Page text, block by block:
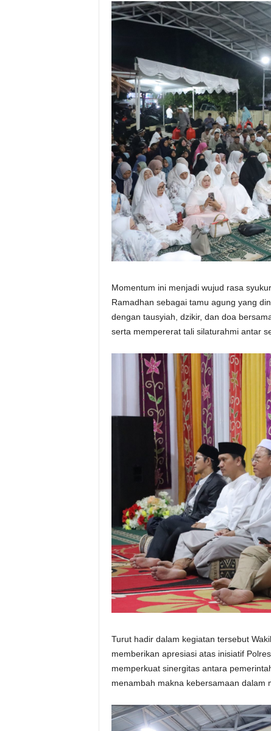
Momentum ini menjadi wujud rasa
Ramadhan sebagai tamu agung yang
dengan tausyiah, dzikir, dan doa
serta mempererat tali silaturahmi antar
Turut hadir dalam kegiatan tersebut
memberikan apresiasi atas inisiatif
memperkuat sinergitas antara
menambah makna kebersamaan dalam